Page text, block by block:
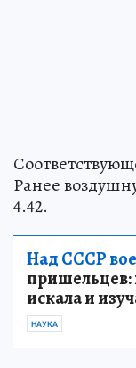
Ранее
4.42.
Над СССР
пришельцев:
искала и
НАУКА